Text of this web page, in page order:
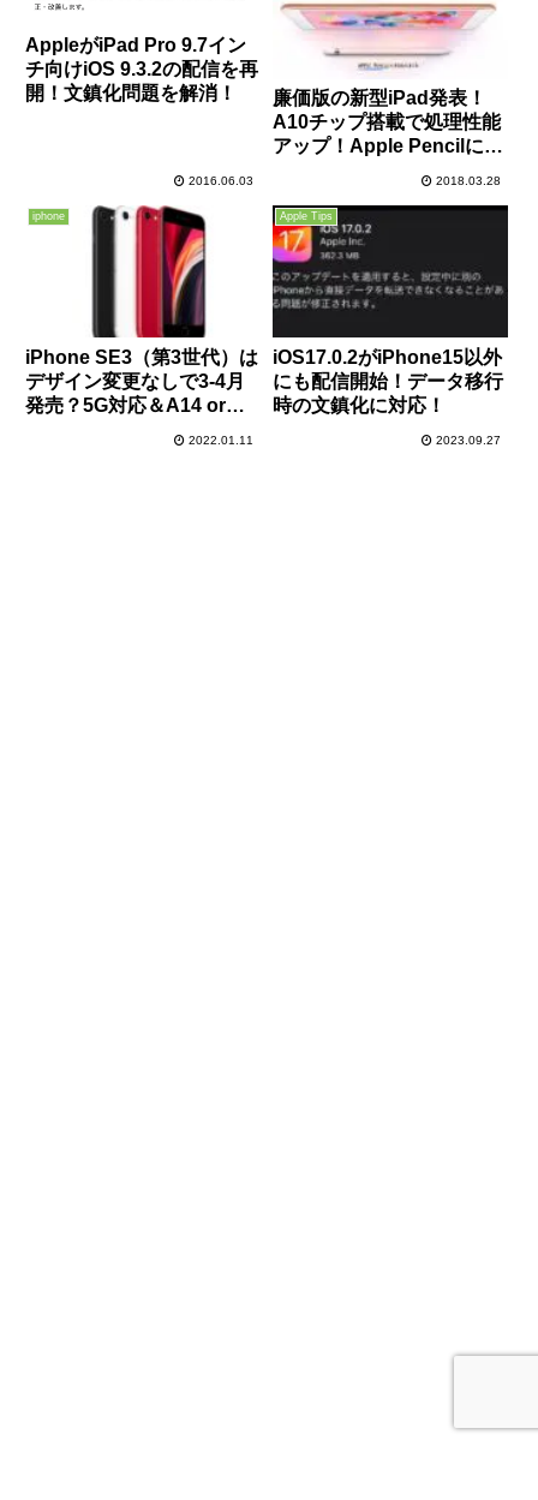
AppleがiPad Pro 9.7イン
チ向けiOS 9.3.2の配信を再
開！文鎮化問題を解消！
2016.06.03
廉価版の新型iPad発表！
A10チップ搭載で処理性能
アップ！Apple Pencilにも
2018.03.28
iphone
iPhone SE3（第3世代）は
デザイン変更なしで3‐4月
発売？5G対応＆A14 or
2022.01.11
Apple Tips
iOS17.0.2がiPhone15以外
にも配信開始！データ移行
時の文鎮化に対応！
2023.09.27